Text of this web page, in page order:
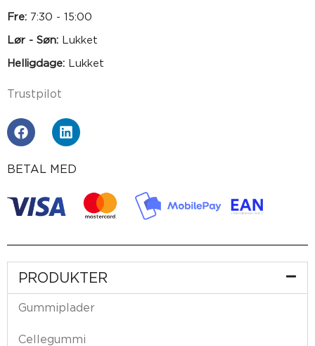
Fre: 7:30 - 15:00
Lør - Søn: Lukket
Helligdage: Lukket
Trustpilot
BETAL MED
PRODUKTER
Gummiplader
Cellegummi